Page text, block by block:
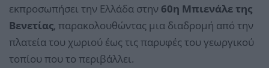
εκπροσωπήσει την Ελλάδα στην 60η Μπιενάλε της
Βενετίας, παρακολουθώντας μια διαδρομή από την
πλατεία του χωριού έως τις παρυφές του γεωργικού
τοπίου που το περιβάλλει.